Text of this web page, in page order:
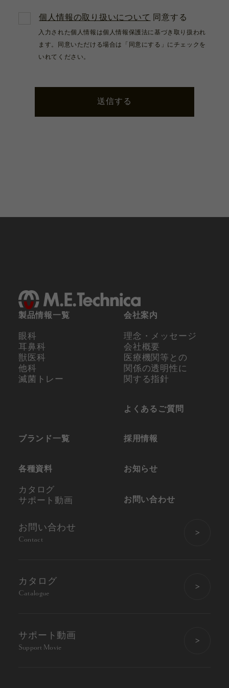
個人情報の取り扱いについて 同意する
入力された個人情報は個人情報保護法に基づき取り扱われ
ます。同意いただける場合は「同意にする」にチェックを
いれてください。
送信する
製品情報一覧
眼科
耳鼻科
獣医科
他科
滅菌トレー
ブランド一覧
各種資料
カタログ
サポート動画
会社案内
理念・メッセージ
会社概要
医療機関等との
関係の透明性に
関する指針
よくあるご質問
採用情報
お知らせ
お問い合わせ
お問い合わせ
Contact
カタログ
Catalogue
サポート動画
Support Movie